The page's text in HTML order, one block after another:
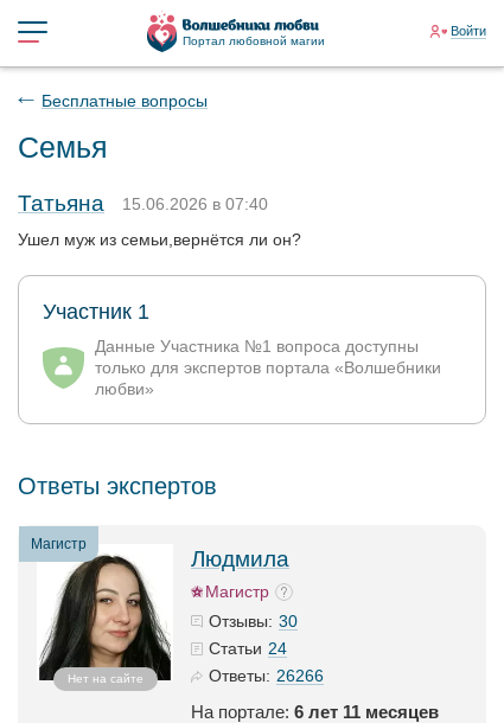
Портал любовной магии
Войти
Бесплатные вопросы
Семья
Татьяна
15.06.2026 в 07:40
Ушел муж из семьи,вернётся ли он?
Участник 1
Данные Участника №1 вопроса доступны
только для экспертов портала «Волшебники
любви»
Ответы экспертов
Магистр
Нет на сайте
Людмила
Магистр
Отзывы: 30
Статьи 24
Ответы: 26266
На портале: 6 лет 11 месяцев